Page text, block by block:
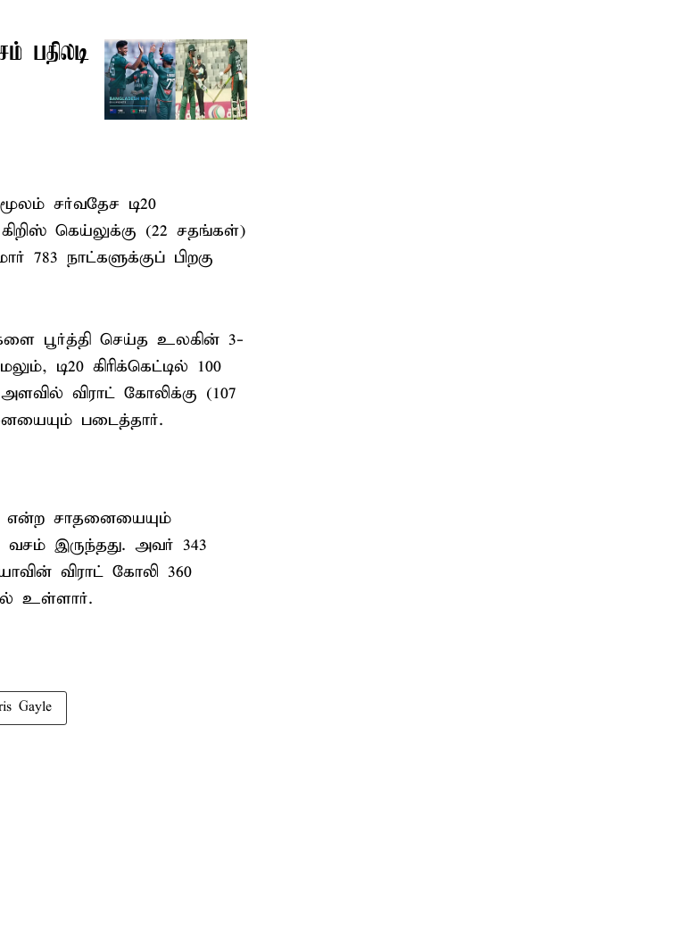
பதிலடி
சர்வதேச டி20
கெய்லுக்கு (22 சதங்கள்)
783 நாட்களுக்குப் பிறகு
பூர்த்தி செய்த உலகின் 3-
டி20 கிரிக்கெட்டில் 100
விராட் கோலிக்கு (107
படைத்தார்.
என்ற சாதனையையும்
இருந்தது. அவர் 343
விராட் கோலி 360
உள்ளார்.
Gayle